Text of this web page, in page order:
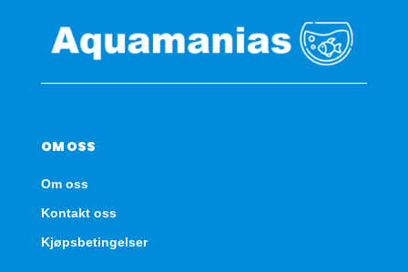
OM OSS
Om oss
Kontakt oss
Kjøpsbetingelser